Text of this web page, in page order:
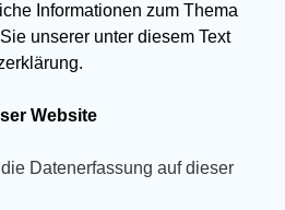
Informationen zum Thema
unserer unter diesem Text
Website
Datenerfassung auf dieser